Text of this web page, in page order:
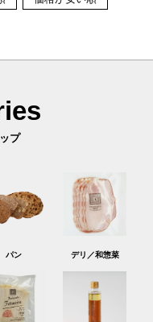
プ
パン デリ／和惣菜